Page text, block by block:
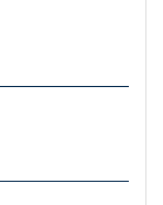
samengesteld.
indicatief. Koper heeft
van verkoper.